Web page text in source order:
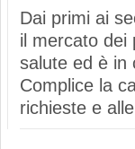
Dai primi ai
il mercato dei
salute ed è in
Complice la
richieste e